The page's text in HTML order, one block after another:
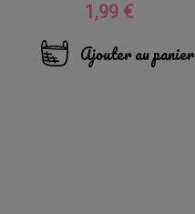
Prix
1,99 €
Ajouter au panier